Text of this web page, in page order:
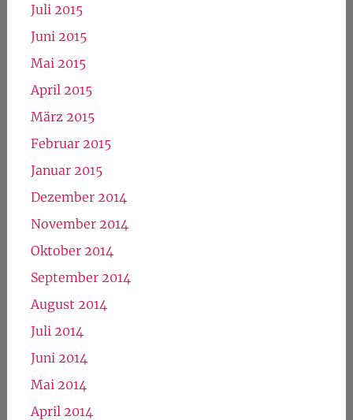
Juli 2015
Juni 2015
Mai 2015
April 2015
März 2015
Februar 2015
Januar 2015
Dezember 2014
November 2014
Oktober 2014
September 2014
August 2014
Juli 2014
Juni 2014
Mai 2014
April 2014